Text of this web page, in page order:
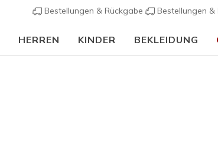
Bestellungen & Rückgabe Bestellungen &
HERREN KINDER BEKLEIDUNG